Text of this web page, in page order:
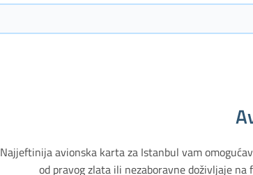
Najjeftinija avionska karta za Istanbul vam
od pravog zlata ili nezaboravne doživljaje